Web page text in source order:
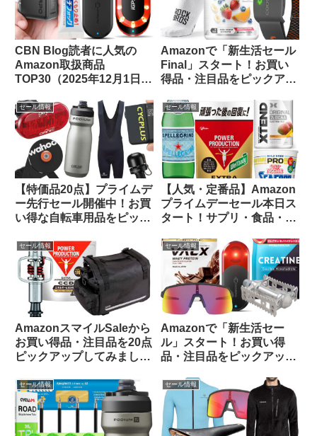
CBN Blog読者に人気の
Amazon取扱商品
TOP30（2025年12月1日
Amazonで「新生活セール
Final」スタート！お買い
得品・注目品をピックアッ
セール情報
【特価品20点】プライムデ
ー先行セール開催中！お買
い得な自転車用品をピック
セール情報
【人気・定番品】Amazon
プライムデーセール本日ス
タート！サプリ・食品・飲
ップしてみました
セール情報
AmazonスマイルSaleから
お買い得品・注目品を20点
ピックアップしてみました
品】
セール情報
Amazonで「新生活セー
ル」スタート！お買い得
品・注目品をピックアップ
セール情報 セール情報